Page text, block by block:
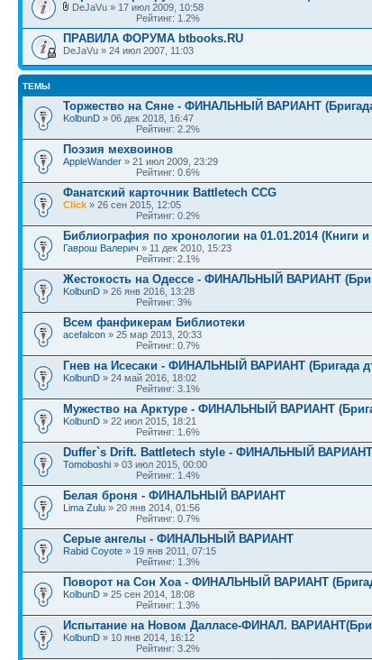
DeJaVu » 17 июл 2009, 10:58
Рейтинг: 1.2%
ПРАВИЛА ФОРУМА btbooks.RU
DeJaVu » 24 июл 2007, 11:03
ТЕМЫ
Торжество на Сяне - ФИНАЛЬНЫЙ ВАРИАНТ
KolbunD » 06 дек 2018, 16:47
Рейтинг: 2.2%
Поэзия мехвоинов
AppleWander » 21 июл 2009, 23:29
Рейтинг: 0.6%
Фанатский карточник Battletech CCG
Click » 26 сен 2015, 12:05
Рейтинг: 0.2%
Библиография по хронологии на 01.01.2014 (Книги и
Гаврош Валерич » 11 дек 2010, 15:23
Рейтинг: 2.1%
Жестокость на Одессе - ФИНАЛЬНЫЙ ВАРИАНТ
KolbunD » 26 янв 2016, 13:28
Рейтинг: 3%
Всем фанфикерам Библиотеки
acefalcon » 25 мар 2013, 20:33
Рейтинг: 0.7%
Гнев на Исесаки - ФИНАЛЬНЫЙ ВАРИАНТ (Бригада
KolbunD » 24 май 2016, 18:02
Рейтинг: 3.1%
Мужество на Арктуре - ФИНАЛЬНЫЙ ВАРИАНТ
KolbunD » 22 июл 2015, 18:21
Рейтинг: 1.6%
Duffer`s Drift. Battletech style - ФИНАЛЬНЫЙ ВАРИАНТ
Tomoboshi » 03 июл 2015, 00:00
Рейтинг: 1.4%
Белая броня - ФИНАЛЬНЫЙ ВАРИАНТ
Lima Zulu » 20 янв 2014, 01:56
Рейтинг: 0.7%
Серые ангелы - ФИНАЛЬНЫЙ ВАРИАНТ
Rabid Coyote » 19 янв 2011, 07:15
Рейтинг: 1.3%
Поворот на Сон Хоа - ФИНАЛЬНЫЙ ВАРИАНТ
KolbunD » 25 сен 2014, 18:08
Рейтинг: 1.3%
Испытание на Новом Далласе-ФИНАЛ.
KolbunD » 10 янв 2014, 16:12
Рейтинг: 3.2%